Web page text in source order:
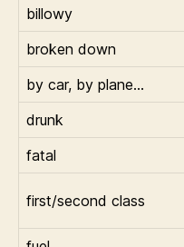
billowy
broken down
by car, by plane…
drunk
fatal
first/second class